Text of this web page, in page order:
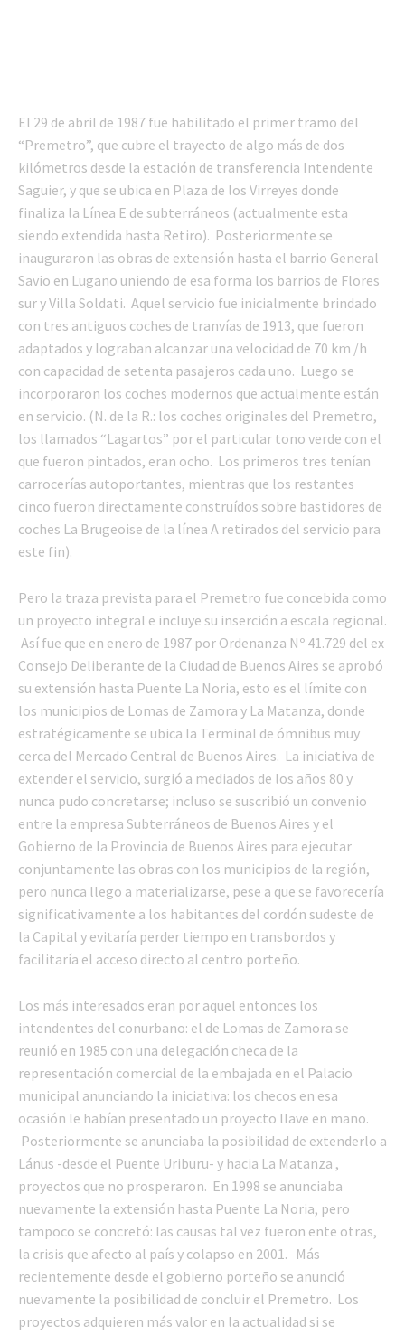
El 29 de abril de 1987 fue habilitado el primer tramo del
“Premetro”, que cubre el trayecto de algo más de dos
kilómetros desde la estación de transferencia Intendente
Saguier, y que se ubica en Plaza de los Virreyes donde
finaliza la Línea E de subterráneos (actualmente esta
siendo extendida hasta Retiro). Posteriormente se
inauguraron las obras de extensión hasta el barrio General
Savio en Lugano uniendo de esa forma los barrios de Flores
sur y Villa Soldati. Aquel servicio fue inicialmente brindado
con tres antiguos coches de tranvías de 1913, que fueron
adaptados y lograban alcanzar una velocidad de 70 km /h
con capacidad de setenta pasajeros cada uno. Luego se
incorporaron los coches modernos que actualmente están
en servicio. (N. de la R.: los coches originales del Premetro,
los llamados “Lagartos” por el particular tono verde con el
que fueron pintados, eran ocho. Los primeros tres tenían
carrocerías autoportantes, mientras que los restantes
cinco fueron directamente construídos sobre bastidores de
coches La Brugeoise de la línea A retirados del servicio para
este fin).
Pero la traza prevista para el Premetro fue concebida como
un proyecto integral e incluye su inserción a escala regional.
Así fue que en enero de 1987 por Ordenanza Nº 41.729 del ex
Consejo Deliberante de la Ciudad de Buenos Aires se aprobó
su extensión hasta Puente La Noria, esto es el límite con
los municipios de Lomas de Zamora y La Matanza, donde
estratégicamente se ubica la Terminal de ómnibus muy
cerca del Mercado Central de Buenos Aires. La iniciativa de
extender el servicio, surgió a mediados de los años 80 y
nunca pudo concretarse; incluso se suscribió un convenio
entre la empresa Subterráneos de Buenos Aires y el
Gobierno de la Provincia de Buenos Aires para ejecutar
conjuntamente las obras con los municipios de la región,
pero nunca llego a materializarse, pese a que se favorecería
significativamente a los habitantes del cordón sudeste de
la Capital y evitaría perder tiempo en transbordos y
facilitaría el acceso directo al centro porteño.
Los más interesados eran por aquel entonces los
intendentes del conurbano: el de Lomas de Zamora se
reunió en 1985 con una delegación checa de la
representación comercial de la embajada en el Palacio
municipal anunciando la iniciativa: los checos en esa
ocasión le habían presentado un proyecto llave en mano.
Posteriormente se anunciaba la posibilidad de extenderlo a
Lánus -desde el Puente Uriburu- y hacia La Matanza ,
proyectos que no prosperaron. En 1998 se anunciaba
nuevamente la extensión hasta Puente La Noria, pero
tampoco se concretó: las causas tal vez fueron ente otras,
la crisis que afecto al país y colapso en 2001. Más
recientemente desde el gobierno porteño se anunció
nuevamente la posibilidad de concluir el Premetro. Los
proyectos adquieren más valor en la actualidad si se